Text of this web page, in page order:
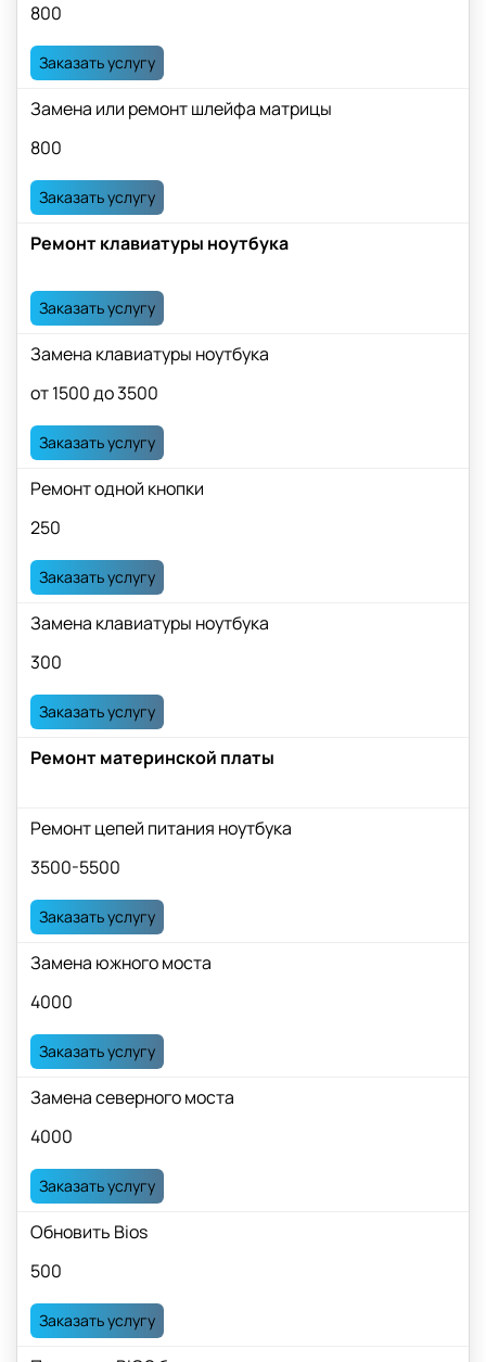
800
Заказать услугу
Замена или ремонт шлейфа матрицы
800
Заказать услугу
Ремонт клавиатуры ноутбука
Заказать услугу
Замена клавиатуры ноутбука
от 1500 до 3500
Заказать услугу
Ремонт одной кнопки
250
Заказать услугу
Замена клавиатуры ноутбука
300
Заказать услугу
Ремонт материнской платы
Ремонт цепей питания ноутбука
3500-5500
Заказать услугу
Замена южного моста
4000
Заказать услугу
Замена северного моста
4000
Заказать услугу
Обновить Bios
500
Заказать услугу